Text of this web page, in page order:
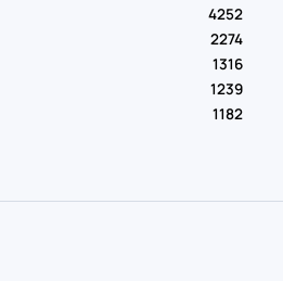
4252
2274
1316
1239
1182